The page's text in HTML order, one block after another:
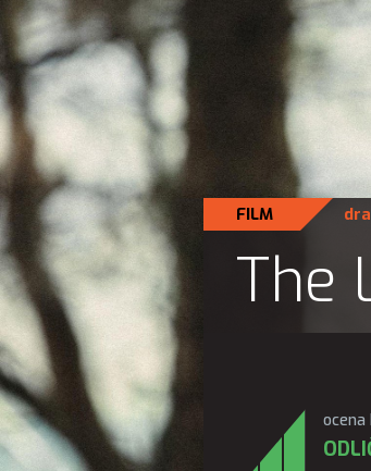
FILM
The
ocena